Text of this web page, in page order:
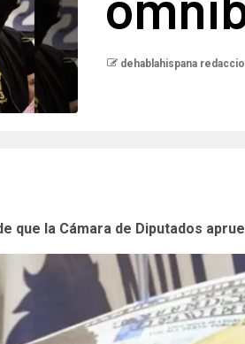
dehablahispana
la Cámara de Diputados